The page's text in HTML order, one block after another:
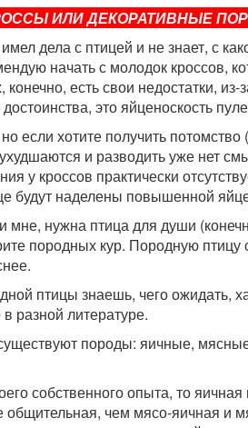
ИЛИ ДЕКОРАТИВНЫЕ
дела с птицей и не знает, с
начать с молодок кроссов,
есть свои недостатки,
это яйценоскость
если хотите получить
и разводить уже нет
у кроссов практически
будут наделены повышенной
мне, нужна птица для души
породных кур. Породную
птицы знаешь, чего ожидать,
разной литературе.
породы: яичные,
собственного опыта, то
общительная, чем мясо-яичная и